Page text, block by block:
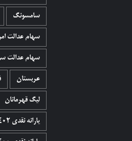
سامسونگ
سهام عدالت
سهام عدالت
عربستان
لیگ قهرمانان
یارانه نقدی 1402